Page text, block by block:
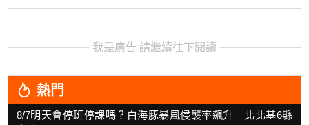
我是廣告 請繼續往下閱讀
熱門
8/7明天會停班停課嗎？白海豚暴風侵襲率飆升 北北基6縣